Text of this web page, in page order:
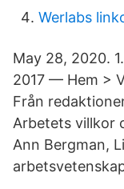
Werlabs
May 28, 2020.
2017 — Hem >
Från
Arbetets villkor
Ann Bergman,